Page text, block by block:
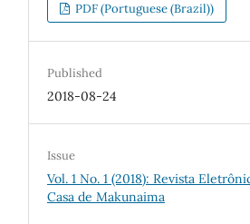
PDF (Portuguese (Brazil))
Published
2018-08-24
Issue
Vol. 1 No. 1 (2018): Revista
Casa de Makunaima